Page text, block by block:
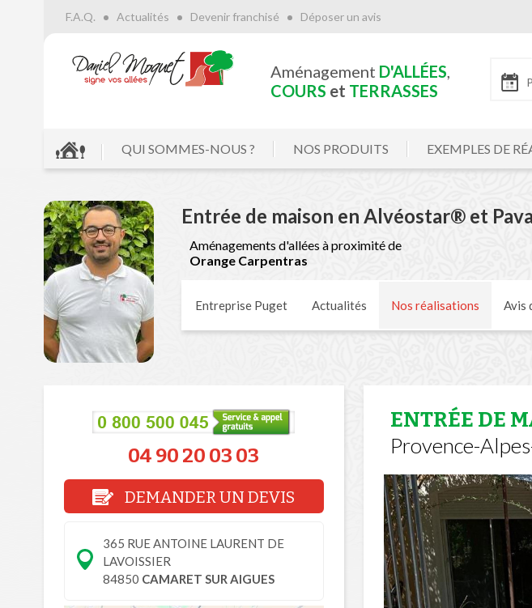
F.A.Q. Actualités Devenir franchisé Déposer un avis
Aménagement D'ALLÉES,
COURS et TERRASSES
QUI SOMMES-NOUS ? NOS PRODUITS EXEMPLES DE
Entrée de maison en Alvéostar® et
Aménagements d'allées à proximité de
Orange Carpentras
Entreprise Puget Actualités Nos réalisations Avis
04 90 20 03 03
DEMANDER UN DEVIS
365 RUE ANTOINE LAURENT DE
LAVOISSIER
84850 CAMARET SUR AIGUES
ENTRÉE DE
Provence-